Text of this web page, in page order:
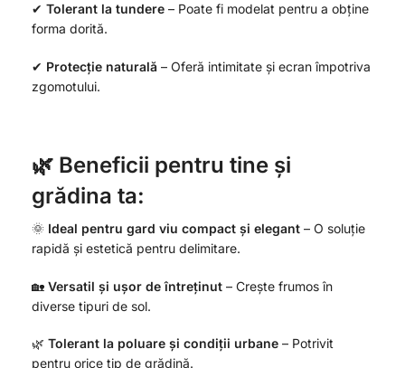
✔ Tolerant la tundere – Poate fi modelat pentru a obține
forma dorită.
✔ Protecție naturală – Oferă intimitate și ecran împotriva
zgomotului.
🌿 Beneficii pentru tine și
grădina ta:
🌞 Ideal pentru gard viu compact și elegant – O soluție
rapidă și estetică pentru delimitare.
🏡 Versatil și ușor de întreținut – Crește frumos în
diverse tipuri de sol.
🌿 Tolerant la poluare și condiții urbane – Potrivit
pentru orice tip de grădină.